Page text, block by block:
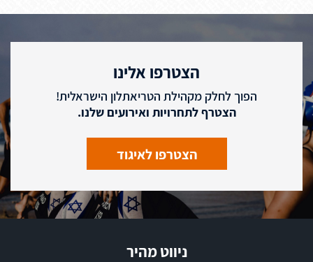
הצטרפו אלינו
הפוך לחלק מקהילת הטריאתלון הישראלית!
הצטרף לתחרויות ואירועים שלנו.
הצטרפו לאיגוד
ניווט מהיר